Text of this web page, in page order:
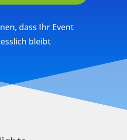
dass Ihr Event
bleibt